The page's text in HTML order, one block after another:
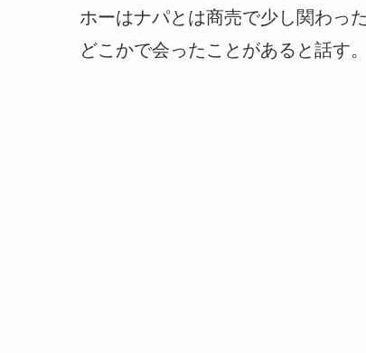
ホーはナパとは商売で少し関わっ
どこかで会ったことがあると話す。